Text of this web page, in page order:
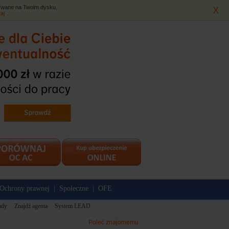
X
na Twoim dysku,
Ochrony prawnej Społeczne OFE
Znajdź agenta System LEAD
Poleć znajomemu